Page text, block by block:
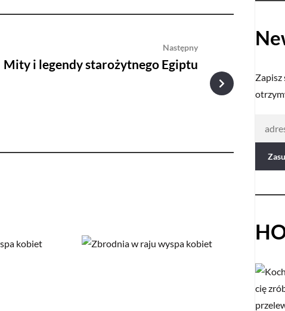
Następny
Mity i legendy starożytnego Egiptu
Zapisz